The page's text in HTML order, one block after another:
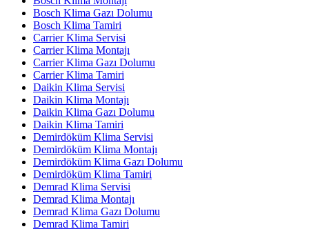
Bosch Klima Gazı Dolumu
Bosch Klima Tamiri
Carrier Klima Servisi
Carrier Klima Montajı
Carrier Klima Gazı Dolumu
Carrier Klima Tamiri
Daikin Klima Servisi
Daikin Klima Montajı
Daikin Klima Gazı Dolumu
Daikin Klima Tamiri
Demirdöküm Klima Servisi
Demirdöküm Klima Montajı
Demirdöküm Klima Gazı Dolumu
Demirdöküm Klima Tamiri
Demrad Klima Servisi
Demrad Klima Montajı
Demrad Klima Gazı Dolumu
Demrad Klima Tamiri